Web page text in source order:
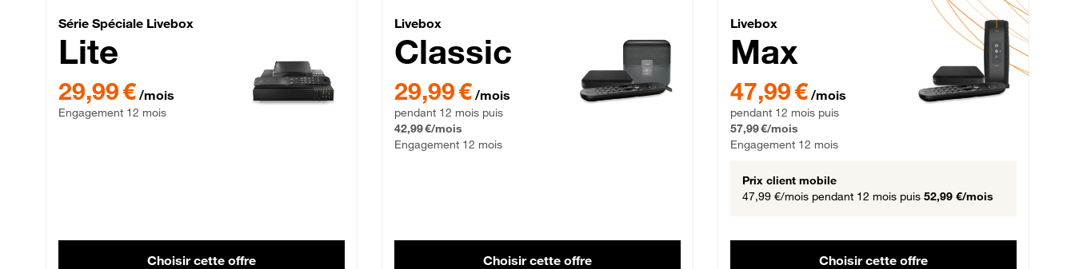
Série Spéciale Livebox Lite Fibre
Série Spéciale Livebox
Lite
29,99 € par mois , Engagement 12 mois
29,99 € /mois
Engagement 12 mois
Choisir cette offre
Livebox Classic Fibre
Livebox
Classic
29,99 € par mois pendant 12 mois puis 42,99 € par mois, Engagement 12 mois
29,99 € /mois
pendant 12 mois puis
42,99 €/mois
Engagement 12 mois
Choisir cette offre
Livebox Max Fibre
Livebox
Max
47,99 € par mois pendant 12 mois puis 57,99 € par mois,
47,99 € /mois
pendant 12 mois puis
57,99 €/mois
Engagement 12 mois
Prix client mobile
47,99 €/mois pendant 12 mois puis 52,99 €/mois
Choisir cette offre